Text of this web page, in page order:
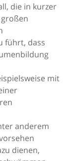
die in kurzer
führt, dass
mit
anderem
dienen,